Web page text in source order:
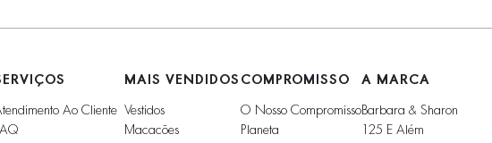
Ao Cliente
MAIS VENDIDOS
Vestidos
Macacões
COMPROMISSO
O Nosso Compromisso
Planeta
A MARCA
Barbara & Sharon
125 E Além